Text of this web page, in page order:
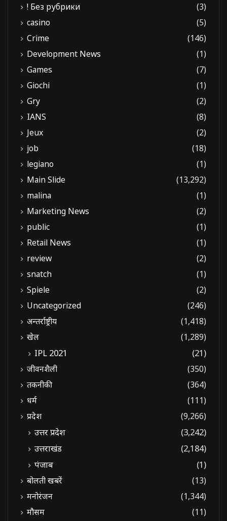
! Без рубрики
(3)
casino
(5)
Crime
(146)
Development News
(1)
Games
(7)
Giochi
(1)
Gry
(2)
IANS
(8)
Jeux
(2)
job
(18)
legiano
(1)
Main Slide
(13,292)
malina
(1)
Marketing News
(2)
public
(1)
Retail News
(1)
review
(2)
snatch
(1)
Spiele
(2)
Uncategorized
(246)
अन्तर्राष्ट्रीय
(1,418)
खेल
(1,289)
IPL 2021 (21)
जीवनशैली
(350)
तकनीकी
(364)
धर्म
(111)
प्रदेश
(9,266)
उत्तर प्रदेश
(3,242)
उत्तराखंड
(2,184)
पंजाब
(1)
बोलती खबरें
(13)
मनोरंजन
(1,344)
मौसम
(11)